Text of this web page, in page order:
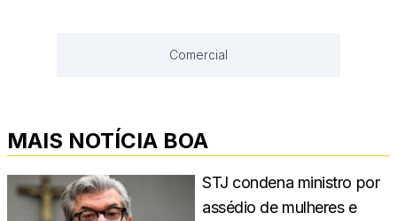
Comercial
MAIS NOTÍCIA BOA
STJ condena ministro por
assédio de mulheres e